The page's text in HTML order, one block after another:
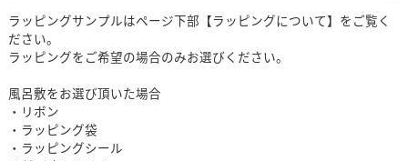
ラッピングサンプルはページ下部【ラッピングについて】をご覧く
ださい。
ラッピングをご希望の場合のみお選びください。
風呂敷をお選び頂いた場合
・リボン
・ラッピング袋
・ラッピングシール